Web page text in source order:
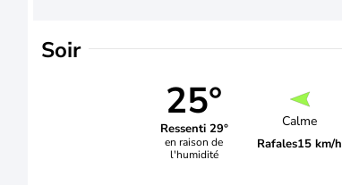
Soir
25°
Ressenti 29°
en raison de
l'humidité
Calme
Rafales15 km/h